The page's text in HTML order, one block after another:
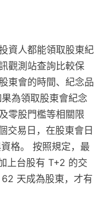
資人都能領取股東紀
觀測站查詢比較保
東會的時間、紀念品
為領取股東會紀念
零股門檻等相關限
交易日，在股東會日
格。 按照規定，最
上台股有 T+2 的交
天成為股東，才有